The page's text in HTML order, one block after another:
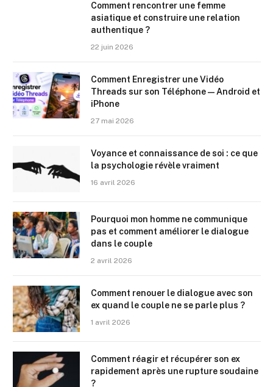
Comment rencontrer une femme
asiatique et construire une relation
authentique ?
22 juin 2026
Comment Enregistrer une Vidéo
Threads sur son Téléphone — Android et
iPhone
27 mai 2026
Voyance et connaissance de soi : ce que
la psychologie révèle vraiment
16 avril 2026
Pourquoi mon homme ne communique
pas et comment améliorer le dialogue
dans le couple
2 avril 2026
Comment renouer le dialogue avec son
ex quand le couple ne se parle plus ?
1 avril 2026
Comment réagir et récupérer son ex
rapidement après une rupture soudaine
?